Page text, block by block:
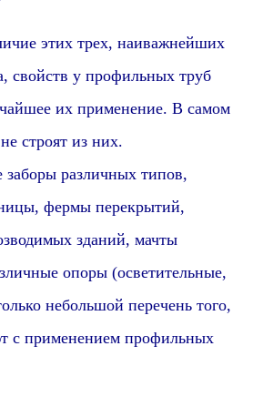
трех, наиважнейших
свойств у профильных труб
их применение. В самом
строят из них.
различных типов,
фермы перекрытий,
зданий, мачты
опоры (осветительные,
небольшой перечень того,
с применением профильных